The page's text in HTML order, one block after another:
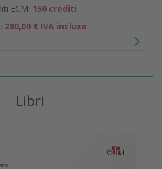
ECM: 150 crediti
280,00 € IVA inclusa
Libri